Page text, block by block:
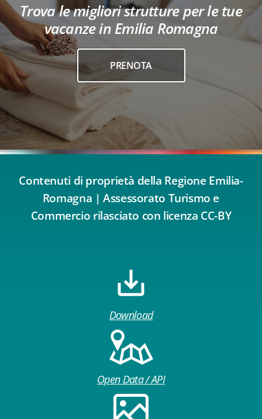
Trova le migliori strutture per le tue
vacanze in Emilia Romagna
PRENOTA
Contenuti di proprietà della Regione Emilia-
Romagna | Assessorato Turismo e
Commercio rilasciato con licenza CC-BY
Download
Open Data / API